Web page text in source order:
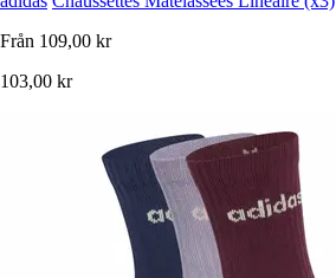
Från 109,00 kr
103,00 kr